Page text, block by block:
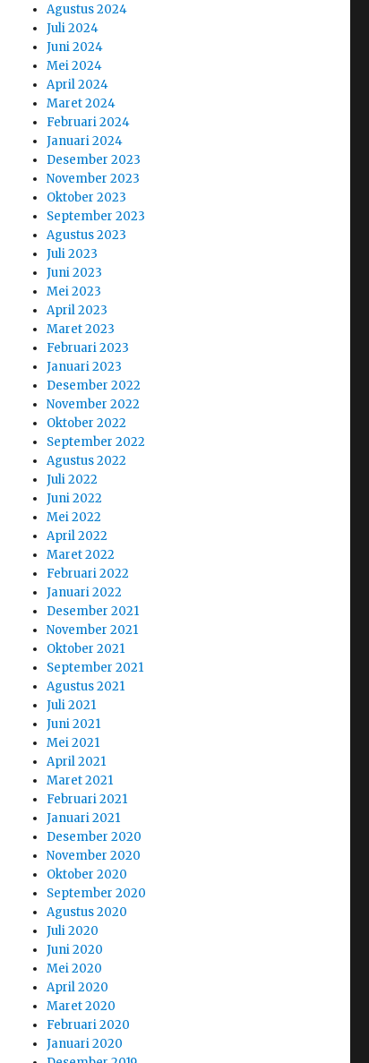
Agustus 2024
Juli 2024
Juni 2024
Mei 2024
April 2024
Maret 2024
Februari 2024
Januari 2024
Desember 2023
November 2023
Oktober 2023
September 2023
Agustus 2023
Juli 2023
Juni 2023
Mei 2023
April 2023
Maret 2023
Februari 2023
Januari 2023
Desember 2022
November 2022
Oktober 2022
September 2022
Agustus 2022
Juli 2022
Juni 2022
Mei 2022
April 2022
Maret 2022
Februari 2022
Januari 2022
Desember 2021
November 2021
Oktober 2021
September 2021
Agustus 2021
Juli 2021
Juni 2021
Mei 2021
April 2021
Maret 2021
Februari 2021
Januari 2021
Desember 2020
November 2020
Oktober 2020
September 2020
Agustus 2020
Juli 2020
Juni 2020
Mei 2020
April 2020
Maret 2020
Februari 2020
Januari 2020